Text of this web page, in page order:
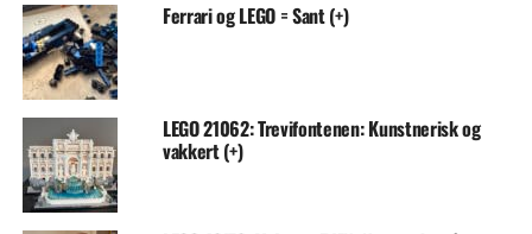
Ferrari og LEGO = Sant (+)
LEGO 21062: Trevifontenen: Kunstnerisk og
vakkert (+)